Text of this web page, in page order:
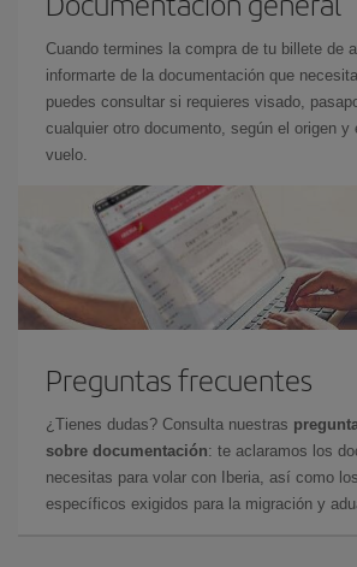
Cuando termines la compra de tu billete de
informarte de la documentación que
puedes consultar si requieres visado,
cualquier otro documento, según el origen y
vuelo.
Preguntas frecuentes
¿Tienes dudas? Consulta nuestras
sobre documentación: te aclaramos los
necesitas para volar con Iberia, así como
específicos exigidos para la migración y